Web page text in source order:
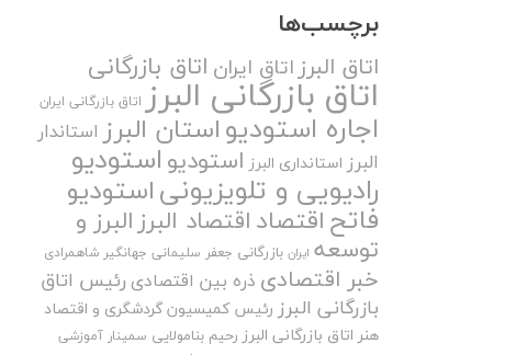
برچسب‌ها
اتاق البرزاتاق ایران اتاق بازرگانی
اتاق بازرگانی البرز اتاق بازرگانی ایران
اجاره استودیواستان البرز استاندار
البرز استانداری البرز استودیواستودیو
رادیویی و تلویزیونیاستودیو
فاتحاقتصاداقتصاد البرزالبرز و
توسعه ایران بازرگانی جعفر سلیمانی جهانگیر شاهمرادی
خبر اقتصادی ذره بین اقتصادی رئیس اتاق
بازرگانی البرز رئیس کمیسیون گردشگری و اقتصاد
هنر اتاق بازرگانی البرز رحیم بنامولایی سمینار آموزشی